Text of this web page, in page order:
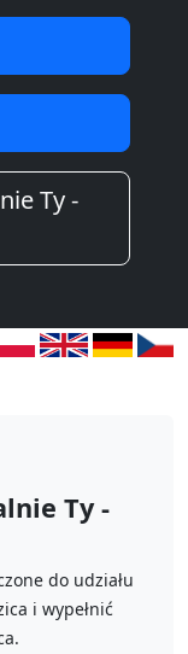
Ty -
Ty -
do udziału
i wypełnić